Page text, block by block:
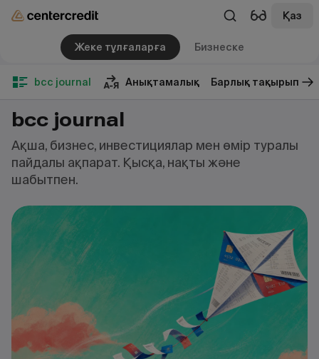
Қаз
Жеке тұлғаларға Бизнеске
bcc journal Анықтамалық Барлық тақырып
bcc journal
Ақша, бизнес, инвестициялар мен өмір туралы
пайдалы ақпарат. Қысқа, нақты және
шабытпен.